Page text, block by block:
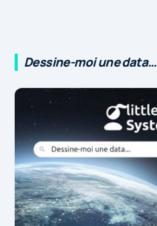
Dessine-moi une data…